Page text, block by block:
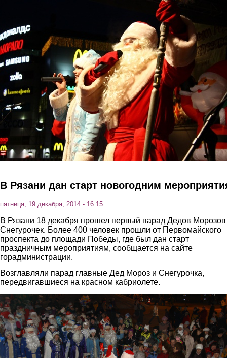
В Рязани дан старт новогодним
пятница, 19 декабря, 2014 - 16:15
В Рязани 18 декабря прошел первый парад Дедов
Снегурочек. Более 400 человек прошли от Первомайского
проспекта до площади Победы, где был дан старт
праздничным мероприятиям, сообщается на сайте
горадминистрации.
Возглавляли парад главные Дед Мороз и Снегурочка,
передвигавшиеся на красном кабриолете.
5.jpg